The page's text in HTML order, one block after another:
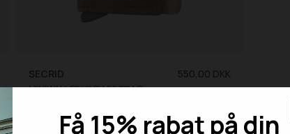
SECRID
MINIWALLET VINTAGE TRACEABLE CLAY
550,00 DKK
Få 15% rabat på din